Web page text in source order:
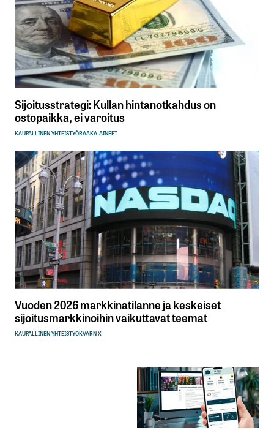
Sijoitusstrategi: Kullan hintanotkahdus on
ostopaikka, ei varoitus
KAUPALLINEN YHTEISTYÖRAAKA-AINEET
Vuoden 2026 markkinatilanne ja keskeiset
sijoitusmarkkinoihin vaikuttavat teemat
KAUPALLINEN YHTEISTYÖKVARN X